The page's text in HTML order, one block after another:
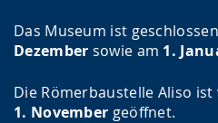
Das Museum ist
Dezember sowie am 1.
Die Römerbaustelle Aliso ist
1. November geöffnet.